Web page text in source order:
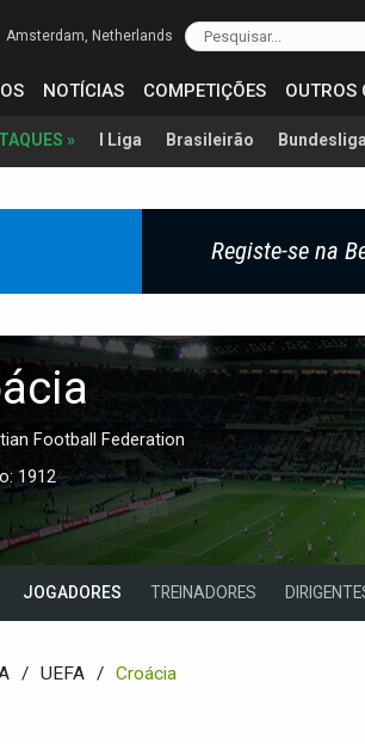
Amsterdam, Netherlands
NOTÍCIAS COMPETIÇÕES OUTROS
» I Liga Brasileirão Bundesliga
Registe-se na
Football Federation
1912
JOGADORES TREINADORES
UEFA Croácia